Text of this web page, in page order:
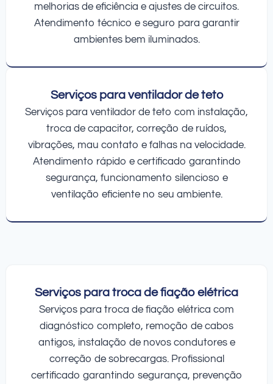
melhorias de eficiência e ajustes de circuitos.
Atendimento técnico e seguro para garantir
ambientes bem iluminados.
Serviços para ventilador de teto
Serviços para ventilador de teto com instalação,
troca de capacitor, correção de ruídos,
vibrações, mau contato e falhas na velocidade.
Atendimento rápido e certificado garantindo
segurança, funcionamento silencioso e
ventilação eficiente no seu ambiente.
Serviços para troca de fiação elétrica
Serviços para troca de fiação elétrica com
diagnóstico completo, remoção de cabos
antigos, instalação de novos condutores e
correção de sobrecargas. Profissional
certificado garantindo segurança, prevenção